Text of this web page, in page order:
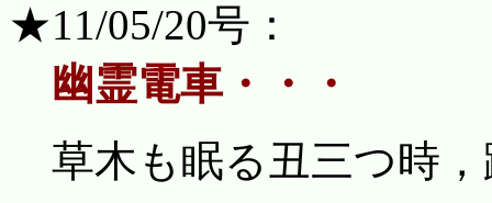
★11/05/20号：
幽霊電車・・・
草木も眠る丑三つ時